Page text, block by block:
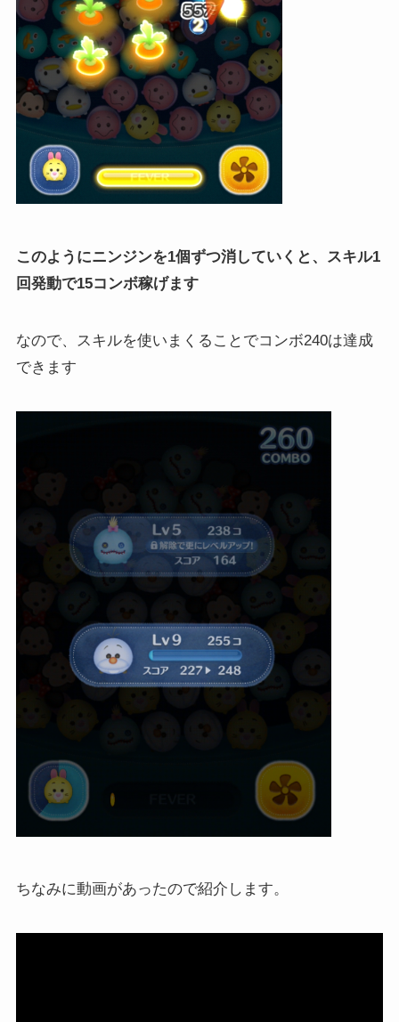
このようにニンジンを1個ずつ消していくと、スキル1
回発動で15コンボ稼げます
なので、スキルを使いまくることでコンボ240は達成
できます
ちなみに動画があったので紹介します。